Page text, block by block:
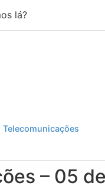
lá?
– 05